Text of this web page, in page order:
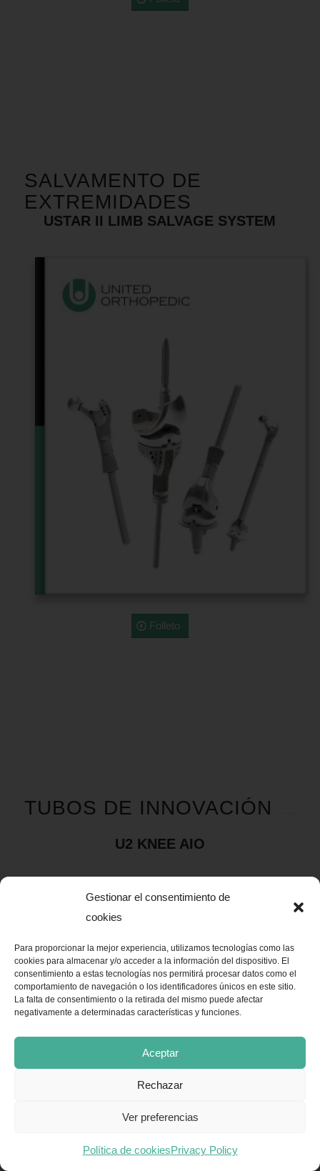
Gestionar el consentimiento de
cookies
Para proporcionar la mejor experiencia, utilizamos tecnologías como las
cookies para almacenar y/o acceder a la información del dispositivo. El
consentimiento a estas tecnologías nos permitirá procesar datos como el
comportamiento de navegación o los identificadores únicos en este sitio.
La falta de consentimiento o la retirada del mismo puede afectar
negativamente a determinadas características y funciones.
Aceptar
Rechazar
Ver preferencias
Política de cookiesPrivacy Policy
SALVAMENTO DE
EXTREMIDADES
USTAR II LIMB SALVAGE SYSTEM
Folleto
TUBOS DE INNOVACIÓN
U2 KNEE AIO